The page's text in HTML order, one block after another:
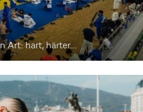
Art: hart, härter...